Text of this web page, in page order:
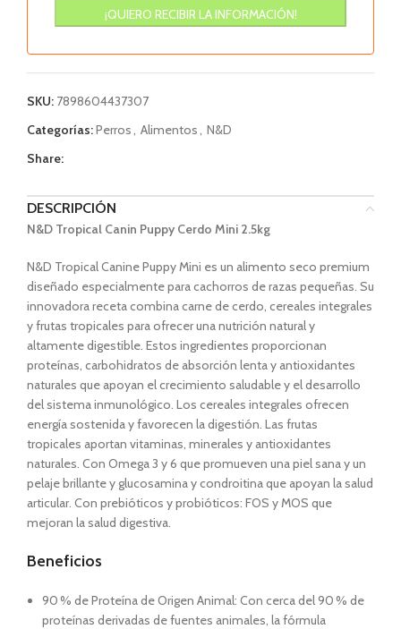
SKU: 7898604437307
Categorías:Perros, Alimentos, N&D
Share:
DESCRIPCIÓN
N&D Tropical Canin Puppy Cerdo Mini 2.5kg
N&D Tropical Canine Puppy Mini es un alimento seco premium
diseñado especialmente para cachorros de razas pequeñas. Su
innovadora receta combina carne de cerdo, cereales integrales
y frutas tropicales para ofrecer una nutrición natural y
altamente digestible. Estos ingredientes proporcionan
proteínas, carbohidratos de absorción lenta y antioxidantes
naturales que apoyan el crecimiento saludable y el desarrollo
del sistema inmunológico. Los cereales integrales ofrecen
energía sostenida y favorecen la digestión. Las frutas
tropicales aportan vitaminas, minerales y antioxidantes
naturales. Con Omega 3 y 6 que promueven una piel sana y un
pelaje brillante y glucosamina y condroitina que apoyan la salud
articular. Con prebióticos y probióticos: FOS y MOS que
mejoran la salud digestiva.
Beneficios
90 % de Proteína de Origen Animal: Con cerca del 90 % de
proteínas derivadas de fuentes animales, la fórmula